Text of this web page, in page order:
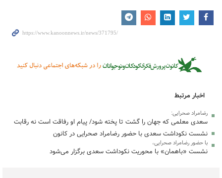
اخبار مرتبط
رضامراد صحرایی:
سعدی معلمی که جهان را گشت تا پخته شود/ پیام او رفاقت است نه رقابت
نشست نکوداشت سعدی با حضور رضامراد صحرایی در کانون
با حضور رضامراد صحرایی،
نشست «باهمان» با محوریت نکوداشت سعدی برگزار می‌شود